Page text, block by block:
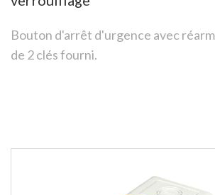
Bouton d'arrêt d'urgence avec
de 2 clés fourni.